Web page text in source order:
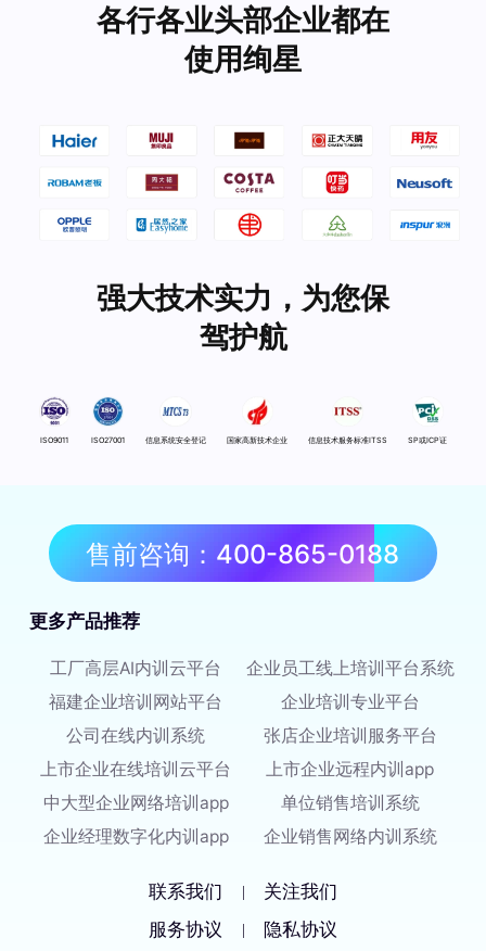
各行各业头部企业都在
使用绚星
强大技术实力，为您保
驾护航
ISO9011 ISO27001 信息系统安全登记 国家高新技术企业 信息技术服务标准ITSS SP或ICP证
售前咨询：400-865-0188
更多产品推荐
工厂高层AI内训云平台
企业员工线上培训平台系统
福建企业培训网站平台
企业培训专业平台
公司在线内训系统
张店企业培训服务平台
上市企业在线培训云平台
上市企业远程内训app
中大型企业网络培训app
单位销售培训系统
企业经理数字化内训app
企业销售网络内训系统
联系我们 |
关注我们
服务协议
| 隐私协议